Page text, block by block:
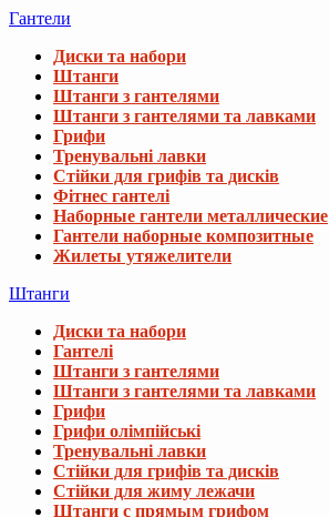
Гантели
Диски та набори
Штанги
Штанги з гантелями
Штанги з гантелями та лавками
Грифи
Тренувальні лавки
Стійки для грифів та дисків
Фітнес гантелі
Наборные гантели металлические
Гантели наборные композитные
Жилеты утяжелители
Штанги
Диски та набори
Гантелі
Штанги з гантелями
Штанги з гантелями та лавками
Грифи
Грифи олімпійські
Тренувальні лавки
Стійки для грифів та дисків
Стійки для жиму лежачи
Штанги с прямым грифом